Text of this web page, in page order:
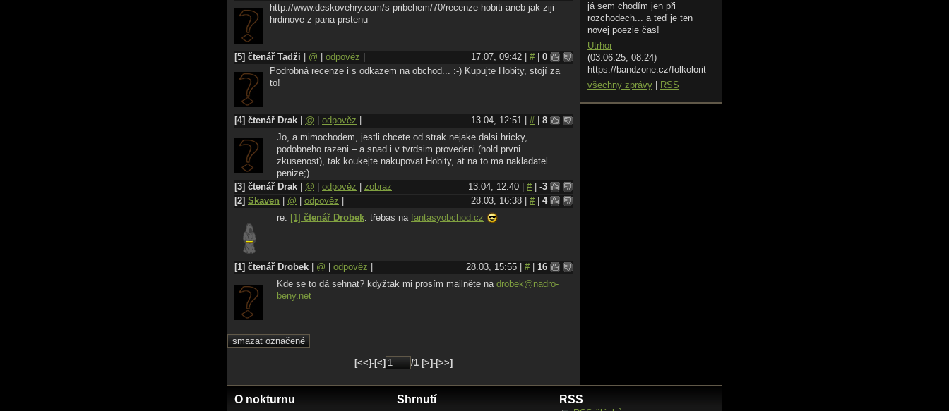
http://www.deskovehry.com/s-pribehem/70/recenze-hobiti-aneb-jak-ziji-
hrdinove-z-pana-prstenu
[5] čtenář Tadži @ odpověz 17.07, 09:42 | #| 0
Podrobná recenze i s odkazem na obchod... :-) Kupujte Hobity, stojí za
to!
[4] čtenář Drak @ odpověz 13.04, 12:51 | #| 8
Jo, a mimochodem, jestli chcete od strak nejake dalsi hricky,
podobneho razeni – a snad i v tvrdsim provedeni (hold prvni
zkusenost), tak koukejte nakupovat Hobity, at na to ma nakladatel
penize;)
[3] čtenář Drak
@ odpověz zobraz 13.04, 12:40 | #| -3
[2] Skaven @ odpověz 28.03, 16:38 | #| 4
re: [1] čtenář Drobek: třebas na fantasyobchod­.cz
[1] čtenář Drobek @ odpověz 28.03, 15:55 | #| 16
Kde se to dá sehnat? kdyžtak mi prosím mailněte na drobek@nadro­
beny.net
[<<]-[<] /1 [>]-[>>]
já sem chodím jen při
rozchodech... a teď je ten
novej poezie čas!
Utrhor
(03.06.25, 08:24)
https://bandzone.cz/folkolorit
všechny zprávy
RSS
O nokturnu Shrnutí RSS